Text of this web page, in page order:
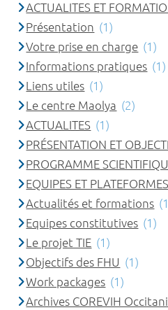
ACTUALITES ET
Présentation (1)
Votre prise en charge (1)
Informations pratiques (1)
Liens utiles (1)
Le centre Maolya (2)
ACTUALITES (1)
PRÉSENTATION ET
PROGRAMME
EQUIPES ET
Actualités et formations
Equipes constitutives (1)
Le projet TIE (1)
Objectifs des FHU (1)
Work packages (1)
Archives COREVIH